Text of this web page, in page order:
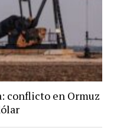
conflicto en Ormuz